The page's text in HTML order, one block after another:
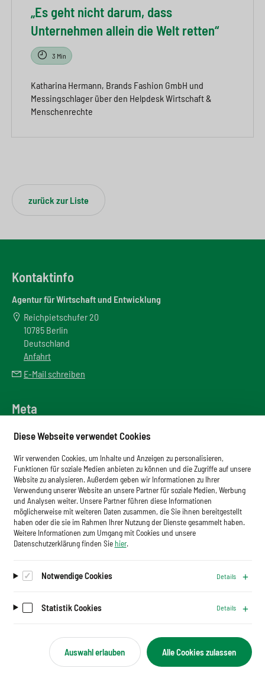
„Es geht nicht darum, dass
Unternehmen allein die Welt retten“
3 Min
Katharina Hermann, Brands Fashion GmbH und
Messingschlager über den Helpdesk Wirtschaft &
Menschenrechte
zurück zur Liste
Kontaktinfo
Agentur für Wirtschaft und Entwicklung
Reichpietschufer 20
10785 Berlin
Deutschland
Anfahrt
E-Mail schreiben
Meta
Downloadbereich
Glossar
Impressum
Datenschutz
Cookies
Newsletter abonnieren
Folgen Sie uns
B
e
Diese Webseite verwendet Cookies
Wir verwenden Cookies, um Inhalte und Anzeigen zu personalisieren,
Funktionen für soziale Medien anbieten zu können und die Zugriffe auf unsere
Website zu analysieren. Außerdem geben wir Informationen zu Ihrer
Verwendung unserer Website an unsere Partner für soziale Medien, Werbung
und Analysen weiter. Unsere Partner führen diese Informationen
möglicherweise mit weiteren Daten zusammen, die Sie ihnen bereitgestellt
haben oder die sie im Rahmen Ihrer Nutzung der Dienste gesammelt haben.
Weitere Informationen zum Umgang mit Cookies und unsere
Datenschutzerklärung finden Sie hier.
Notwendige Cookies Details
Statistik Cookies Details
Auswahl erlauben Alle Cookies zulassen